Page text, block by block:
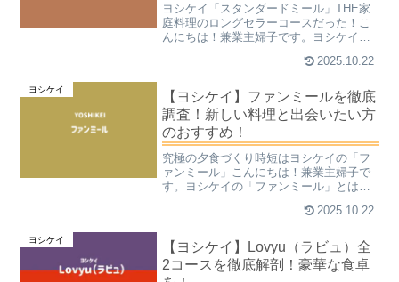
ヨシケイ「スタンダードミール」THE家
庭料理のロングセラーコースだった！こ
んにちは！兼業主婦子です。ヨシケイと
で、毎日配達される食材宅配サービスの
ールキットだけでなく、...
2025.10.22
ヨシケイ
【ヨシケイ】ファンミールを徹底
調査！新しい料理と出会いたい方
のおすすめ！
究極の夕食づくり時短はヨシケイの「フ
ァンミール」こんにちは！兼業主婦子で
す。ヨシケイの「ファンミール」とは、
で手軽に楽しめる、特別感のあるミール
よう工夫されており、料理...
2025.10.22
ヨシケイ
【ヨシケイ】Lovyu（ラビュ）全
2コースを徹底解剖！豪華な食卓